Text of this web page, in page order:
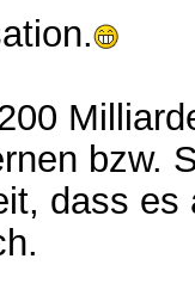
bzw.
dass